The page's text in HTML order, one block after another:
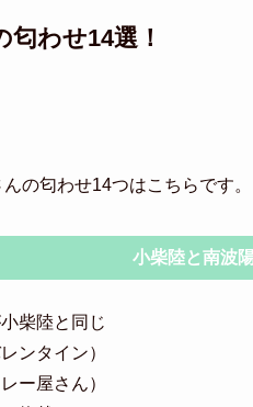
わせ14選！
の匂わせ14つはこちらです。
小柴陸と南波
柴陸と同じ
ンタイン）
ー屋さん）